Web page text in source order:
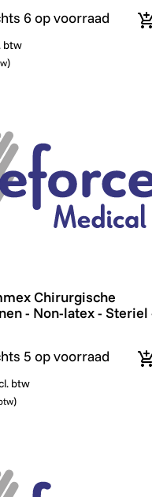
6 op voorraad
btw
)
Chirurgische
Chirurgische
- Non-latex - Steriel
5 op voorraad
btw
)